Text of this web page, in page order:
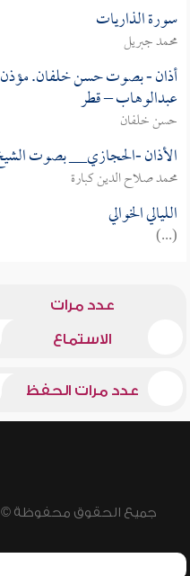
سورة الذاريات
محمد جبريل
أذان - بصوت حسن خلفان. مؤذن
عبدالوهاب – قطر
حسن خلفان
الأذان -الحجازي__ بصوت
محمد صلاح الدين كبارة
الليالي الخوالي
(...)
عدد مرات
الاستماع
عدد مرات الحفظ
جميع الحقوق محفوظة © 2026 - 1998 لشبكة إسلام ويب